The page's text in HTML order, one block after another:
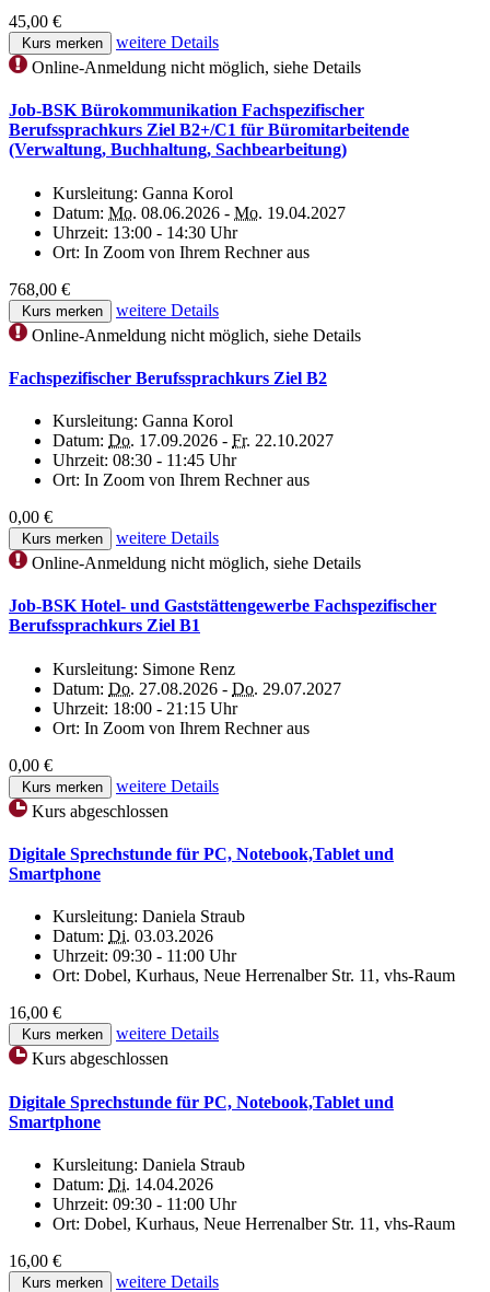
45,00 €
Kurs merken
weitere Details
Online-Anmeldung nicht möglich, siehe Details
Job-BSK Bürokommunikation Fachspezifischer
Berufssprachkurs Ziel B2+/C1 für Büromitarbeitende
(Verwaltung, Buchhaltung, Sachbearbeitung)
Kursleitung: Ganna Korol
Datum: Mo. 08.06.2026 - Mo. 19.04.2027
Uhrzeit: 13:00 - 14:30 Uhr
Ort: In Zoom von Ihrem Rechner aus
768,00 €
Kurs merken
weitere Details
Online-Anmeldung nicht möglich, siehe Details
Fachspezifischer Berufssprachkurs Ziel B2
Kursleitung: Ganna Korol
Datum: Do. 17.09.2026 - Fr. 22.10.2027
Uhrzeit: 08:30 - 11:45 Uhr
Ort: In Zoom von Ihrem Rechner aus
0,00 €
Kurs merken
weitere Details
Online-Anmeldung nicht möglich, siehe Details
Job-BSK Hotel- und Gaststättengewerbe Fachspezifischer
Berufssprachkurs Ziel B1
Kursleitung: Simone Renz
Datum: Do. 27.08.2026 - Do. 29.07.2027
Uhrzeit: 18:00 - 21:15 Uhr
Ort: In Zoom von Ihrem Rechner aus
0,00 €
Kurs merken
weitere Details
Kurs abgeschlossen
Digitale Sprechstunde für PC, Notebook,Tablet und
Smartphone
Kursleitung: Daniela Straub
Datum: Di. 03.03.2026
Uhrzeit: 09:30 - 11:00 Uhr
Ort: Dobel, Kurhaus, Neue Herrenalber Str. 11, vhs-Raum
16,00 €
Kurs merken
weitere Details
Kurs abgeschlossen
Digitale Sprechstunde für PC, Notebook,Tablet und
Smartphone
Kursleitung: Daniela Straub
Datum: Di. 14.04.2026
Uhrzeit: 09:30 - 11:00 Uhr
Ort: Dobel, Kurhaus, Neue Herrenalber Str. 11, vhs-Raum
16,00 €
Kurs merken
weitere Details